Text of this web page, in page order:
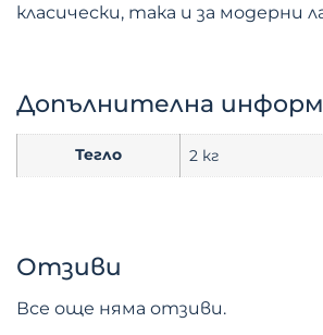
класически, така и за
Допълнителна
Тегло 2 кг
Отзиви
Все още няма отзиви.